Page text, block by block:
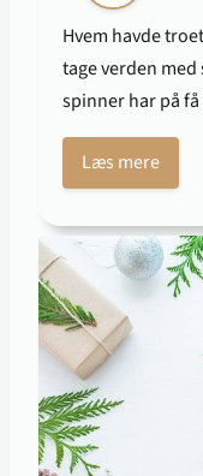
Hvem havde
tage verden
spinner har på
Læs mere